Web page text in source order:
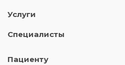
Услуги
Специалисты
Пациенту